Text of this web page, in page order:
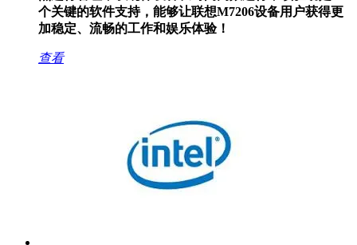
个关键的软件支持，能够让联想M7206设备用户获得更
加稳定、流畅的工作和娱乐体验！
查看